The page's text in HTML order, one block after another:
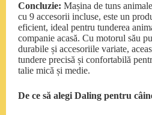
Concluzie: Mașina de tuns
cu 9 accesorii incluse, este un
eficient, ideal pentru tunderea
companie acasă. Cu motorul său
durabile și accesoriile variate,
tundere precisă și confortabilă
talie mică și medie.
De ce să alegi Daling pentru